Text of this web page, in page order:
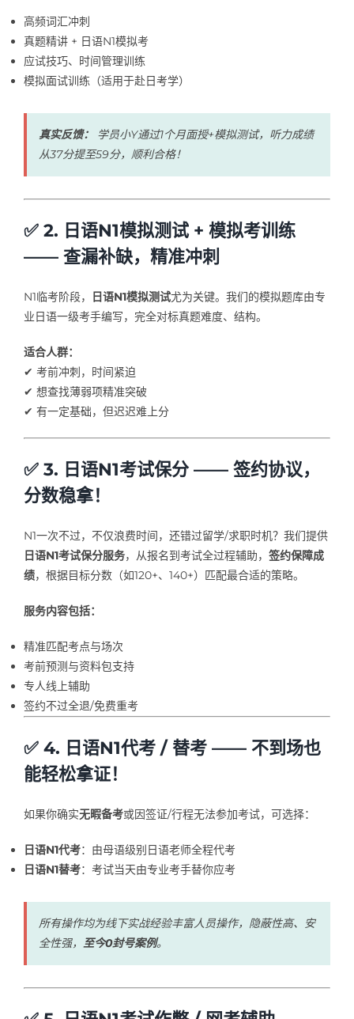
高频词汇冲刺
真题精讲 + 日语N1模拟考
应试技巧、时间管理训练
模拟面试训练（适用于赴日考学）
真实反馈：
学员小Y通过1个月面授+模拟测试，听力成绩
从37分提至59分，顺利合格！
✅ 2. 日语N1模拟测试 + 模拟考训练
—— 查漏补缺，精准冲刺
N1临考阶段， 日语N1模拟测试尤为关键。我们的模拟题库由专
业日语一级考手编写，完全对标真题难度、结构。
适合人群：
✔ 考前冲刺，时间紧迫
✔ 想查找薄弱项精准突破
✔ 有一定基础，但迟迟难上分
✅ 3. 日语N1考试保分 —— 签约协议，
分数稳拿！
N1一次不过，不仅浪费时间，还错过留学/求职时机？我们提供
日语N1考试保分服务，从报名到考试全过程辅助， 签约保障成
绩，根据目标分数（如120+、140+）匹配最合适的策略。
服务内容包括：
精准匹配考点与场次
考前预测与资料包支持
专人线上辅助
签约不过全退/免费重考
✅ 4. 日语N1代考 / 替考 —— 不到场也
能轻松拿证！
如果你确实无暇备考或因签证/行程无法参加考试，可选择：
日语N1代考：由母语级别日语老师全程代考
日语N1替考：考试当天由专业考手替你应考
所有操作均为线下实战经验丰富人员操作，隐蔽性高、安
全性强， 至今0封号案例。